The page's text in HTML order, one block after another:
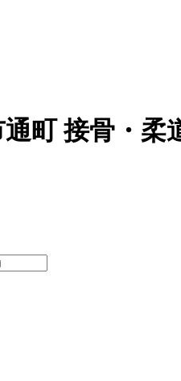
町 接骨・柔